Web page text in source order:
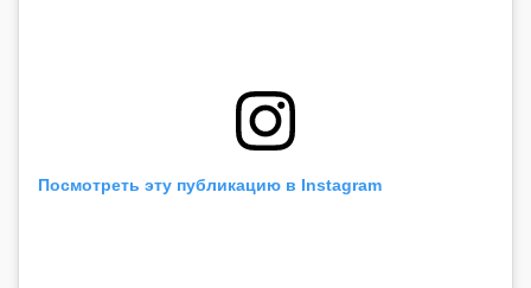
Посмотреть эту публикацию в Instagram